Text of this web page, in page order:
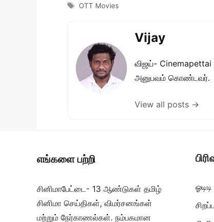
Tags
OTT Movies
Vijay
விஜய்- Cinemapettai
அனுபவம் கொண்டவர்.
View all posts →
எங்களை பற்றி
சினிமாபேட்டை- 13 ஆண்டுகள் தமிழ்
சினிமா செய்திகள், விமர்சனங்கள்
மற்றும் நேர்காணல்கள். நம்பகமான
ஓடிடி